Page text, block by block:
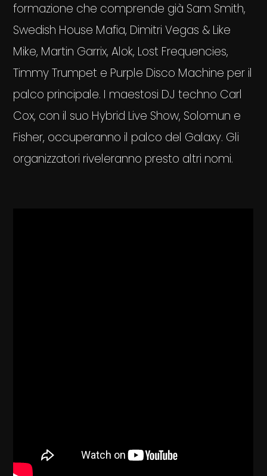
formazione che comprende già Sam Smith,
Swedish House Mafia, Dimitri Vegas & Like
Mike, Martin Garrix, Alok, Lost Frequencies,
Timmy Trumpet e Purple Disco Machine per il
palco principale. I maestosi DJ techno Carl
Cox, con il suo Hybrid Live Show, Solomun e
Fisher, occuperanno il palco del Galaxy. Gli
organizzatori riveleranno presto altri nomi.